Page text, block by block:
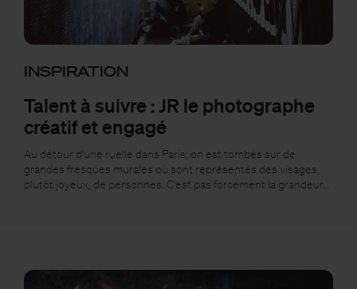
INSPIRATION
Talent à suivre : JR le photographe
créatif et engagé
Au détour d'une ruelle dans Paris, on est tombés sur de
grandes fresques murales où sont représentés des visages,
plutôt joyeux, de personnes. C'est pas forcément la grandeur…